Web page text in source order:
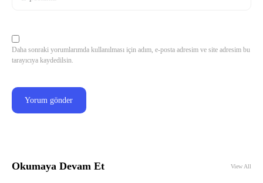
Daha sonraki yorumlarımda kullanılması için adım, e-posta adresim ve site adresim bu
tarayıcıya kaydedilsin.
Okumaya Devam Et View All